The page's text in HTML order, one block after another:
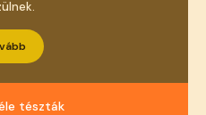
tészták